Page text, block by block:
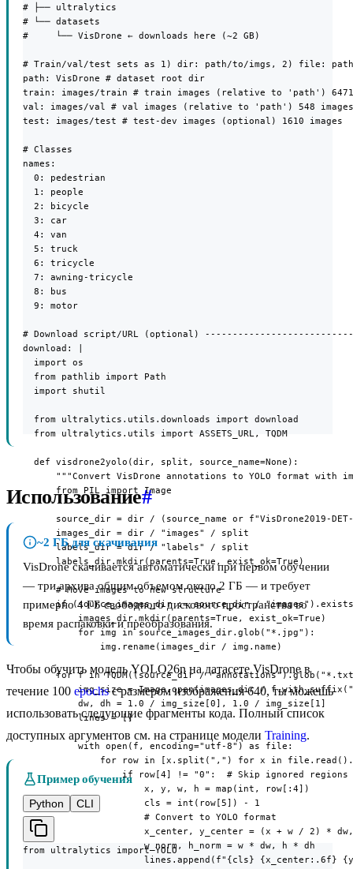
# ├── ultralytics
# └── datasets
#     └── VisDrone ← downloads here (~2 GB)
# Train/val/test sets as 1) dir: path/to/imgs, 2) file:
path: VisDrone # dataset root dir
train: images/train # train images (relative to 'path') 6471
val: images/val # val images (relative to 'path') 548 images
test: images/test # test-dev images (optional) 1610 images
# Classes
names:
  0: pedestrian
  1: people
  2: bicycle
  3: car
  4: van
  5: truck
  6: tricycle
  7: awning-tricycle
  8: bus
  9: motor
# Download script/URL (optional)
download: |
  import os
  from pathlib import Path
  import shutil
  from ultralytics.utils.downloads import download
  from ultralytics.utils import ASSETS_URL, TQDM
  def visdrone2yolo(dir, split, source_name=None):
"""Convert VisDrone annotations to YOLO format with
      from PIL import Image
source_dir = dir / (source_name or f"VisDrone2019-
      images_dir = dir / "images" / split
      labels_dir = dir / "labels" / split
      labels_dir.mkdir(parents=True, exist_ok=True)
      # Move images to new structure
if (source_images_dir := source_dir /
          images_dir.mkdir(parents=True, exist_ok=True)
          for img in source_images_dir.glob("*.jpg"):
              img.rename(images_dir / img.name)
for f in TQDM((source_dir /
img_size = Image.open(images_dir /
          dw, dh = 1.0 / img_size[0], 1.0 / img_size[1]
          lines = []
          with open(f, encoding="utf-8") as file:
for row in [x.split(",") for x in
                  if row[4] != "0":  # Skip ignored regions
                      x, y, w, h = map(int, row[:4])
                      cls = int(row[5]) - 1
                      # Convert to YOLO format
x_center, y_center = (x + w / 2) *
                      w_norm, h_norm = w * dw, h * dh
lines.append(f"{cls} {x_center:.6f}
Использование#
~2 ГБ для скачивания
VisDrone скачивается автоматически при первом обучении
— три архива общим объемом около 2 ГБ — и требует
примерно 4 ГБ свободного дискового пространства во
время распаковки и преобразования.
Чтобы обучить модель YOLO26n на датасете VisDrone в
течение 100 epochsс размером изображения 640, ты можешь
использовать следующие фрагменты кода. Полный список
доступных аргументов см. на странице модели Training.
Пример обучения
Python
CLI
from ultralytics import YOLO